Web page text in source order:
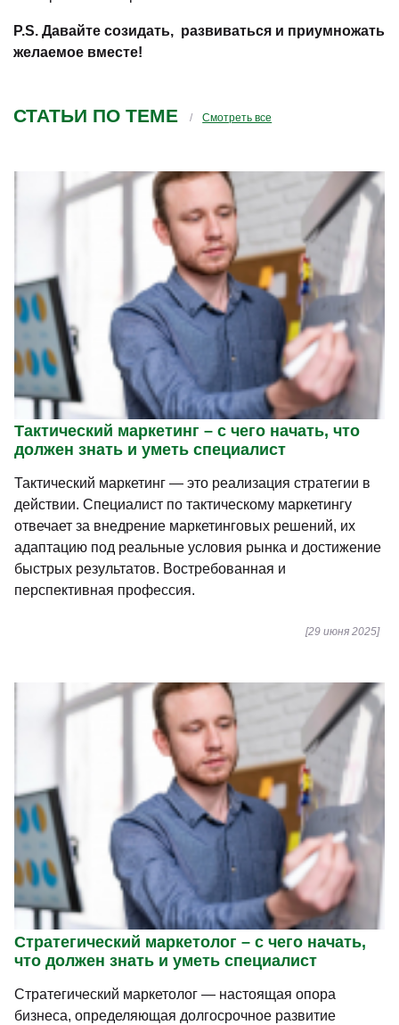
P.S. Давайте созидать, развиваться и приумножать
желаемое вместе!
СТАТЬИ ПО ТЕМЕ Смотреть все
Тактический маркетинг – с чего начать, что
должен знать и уметь специалист
Тактический маркетинг — это реализация стратегии в
действии. Специалист по тактическому маркетингу
отвечает за внедрение маркетинговых решений, их
адаптацию под реальные условия рынка и достижение
быстрых результатов. Востребованная и
перспективная профессия.
[29 июня 2025]
Стратегический маркетолог – с чего начать,
что должен знать и уметь специалист
Стратегический маркетолог — настоящая опора
бизнеса, определяющая долгосрочное развитие